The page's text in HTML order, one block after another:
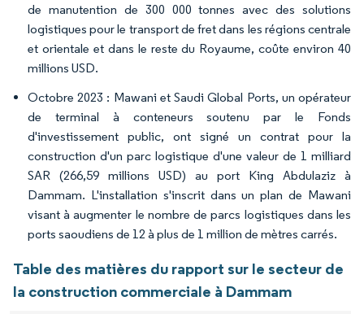
de manutention de 300 000 tonnes avec des solutions
logistiques pour le transport de fret dans les régions centrale
et orientale et dans le reste du Royaume, coûte environ 40
millions USD.
Octobre 2023 : Mawani et Saudi Global Ports, un opérateur
de terminal à conteneurs soutenu par le Fonds
d'investissement public, ont signé un contrat pour la
construction d'un parc logistique d'une valeur de 1 milliard
SAR (266,59 millions USD) au port King Abdulaziz à
Dammam. L'installation s'inscrit dans un plan de Mawani
visant à augmenter le nombre de parcs logistiques dans les
ports saoudiens de 12 à plus de 1 million de mètres carrés.
Table des matières du rapport sur le secteur de
la construction commerciale à Dammam